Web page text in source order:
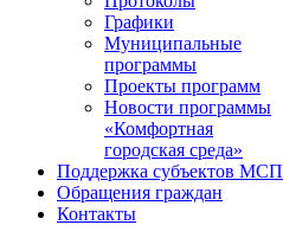
Графики
Муниципальные
программы
Проекты программ
Новости программы
«Комфортная
городская среда»
Поддержка субъектов МСП
Обращения граждан
Контакты